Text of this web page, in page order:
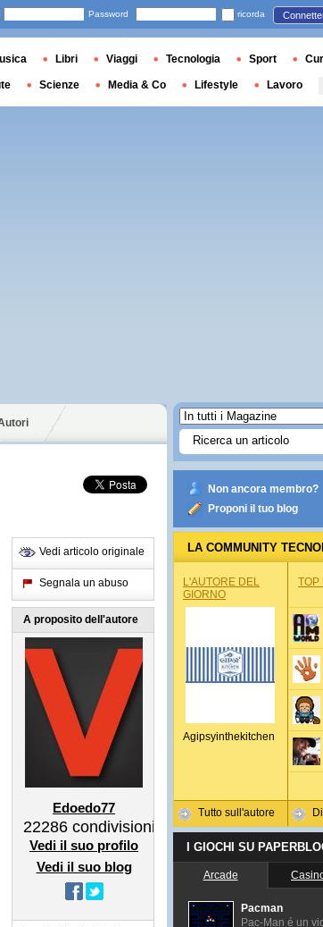
Vedi articolo originale
Segnala un abuso
A proposito dell'autore
Edoedo77
22286 condivisioni
Vedi il suo profilo
Vedi il suo blog
Non ancora membro?
Proponi il tuo blog
LA COMMUNITY
L'AUTORE DEL
GIORNO
Agipsyinthekitchen
Tutto sull'autore
TOP
I GIOCHI SU
Arcade
Pacman
Pac-Man é un
Password ricorda
Libri Viaggi Tecnologia Sport
Scienze Media & Co Lifestyle Lavoro